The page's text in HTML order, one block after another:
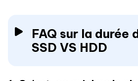
FAQ sur la durée
SSD VS HDD